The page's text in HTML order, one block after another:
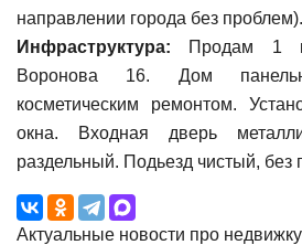
направлении города без проблем).
Инфраструктура: Продам 1
Воронова 16. Дом
косметическим ремонтом.
окна. Входная дверь
раздельный. Подьезд чистый, без
Актуальные новости про